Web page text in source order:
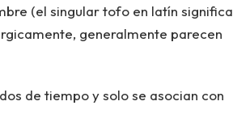
(el singular tofo en latín significa
generalmente parecen
de tiempo y solo se asocian con